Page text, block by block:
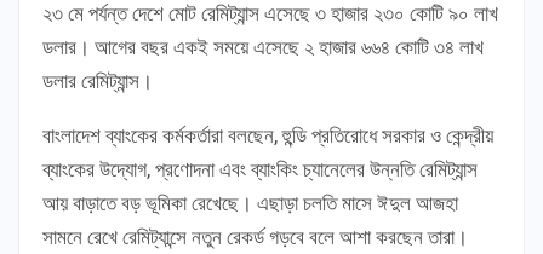
২৩ মে পর্যন্ত দেশে মোট রেমিট্যান্স এসেছে ৩ হাজার ২৩০ কোটি ৯০ লাখ
ডলার। আগের বছর একই সময়ে এসেছে ২ হাজার ৬৬৪ কোটি ৩৪ লাখ
ডলার রেমিট্যান্স।
বাংলাদেশ ব্যাংকের কর্মকর্তারা বলছেন, হুন্ডি প্রতিরোধে সরকার ও কেন্দ্রীয়
ব্যাংকের উদ্যোগ, প্রণোদনা এবং ব্যাংকিং চ্যানেলের উন্নতি রেমিট্যান্স
আয় বাড়াতে বড় ভূমিকা রেখেছে। এছাড়া চলতি মাসে ঈদুল আজহা
সামনে রেখে রেমিট্যান্সে নতুন রেকর্ড গড়বে বলে আশা করছেন তারা।